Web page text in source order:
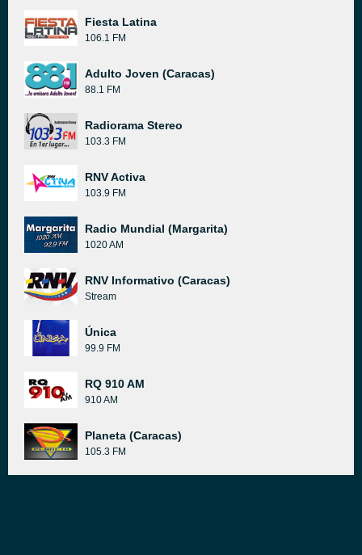
Fiesta Latina
106.1 FM
Adulto Joven (Caracas)
88.1 FM
Radiorama Stereo
103.3 FM
RNV Activa
103.9 FM
Radio Mundial (Margarita)
1020 AM
RNV Informativo (Caracas)
Stream
Única
99.9 FM
RQ 910 AM
910 AM
Planeta (Caracas)
105.3 FM